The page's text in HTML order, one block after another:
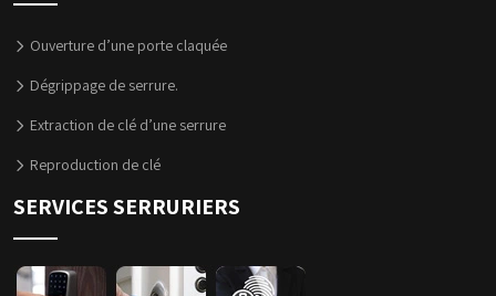
Ouverture d’une porte claquée
Dégrippage de serrure.
Extraction de clé d’une serrure
Reproduction de clé
SERVICES SERRURIERS